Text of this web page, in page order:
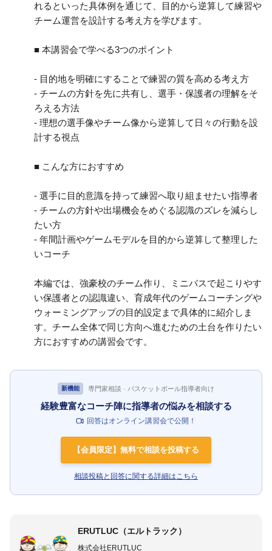
れるといった具体例を通じて、目的から逆算して練習や
チーム運営を設計する考え方を学びます。
■ 本講習会で学べる3つのポイント
- 目的地を明確にすることで練習の質を高める考え方
- チームの方針を先に共有し、選手・保護者の理解をそ
ろえる方法
- 理想の選手像やチーム像から逆算して日々の行動を設
計する視点
■ こんな方におすすめ
- 選手に目的意識を持って練習へ取り組ませたい指導者
- チームの方針や出場機会をめぐる認識のズレを減らし
たい方
- 年間計画やゲームモデルを目的から逆算して整理した
いコーチ
本編では、強豪校のチーム作り、ミニバスで起こりやす
い保護者との認識違い、育成年代のゲームコーチングや
ウォーミングアップの目的設定まで具体的に紹介しま
す。チーム全体で同じ方向へ進むための土台を作りたい
方におすすめの講習会です。
新機能 専門家相談 · バスケットボール指導者向け
経験豊富なコーチ陣に指導者の悩みを相談する
回答はオンライン講習会で公開！
【会員限定】無料で相談を投稿する
相談投稿と回答に関する詳細はこちら
ERUTLUC（エルトラック）
株式会社ERUTLUC